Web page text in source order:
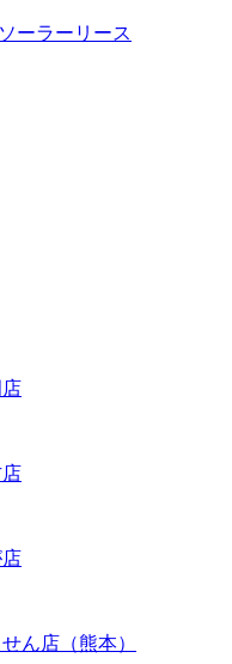
ーラーリース
ん店（熊本）